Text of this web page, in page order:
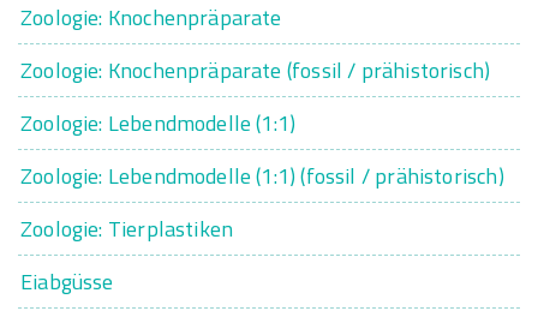
Zoologie: Knochenpräparate
Zoologie: Knochenpräparate (fossil / prähistorisch)
Zoologie: Lebendmodelle (1:1)
Zoologie: Lebendmodelle (1:1) (fossil / prähistorisch)
Zoologie: Tierplastiken
Eiabgüsse